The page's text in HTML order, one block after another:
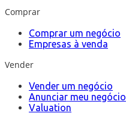
Comprar
Comprar um negócio
Empresas à venda
Vender
Vender um negócio
Anunciar meu negócio
Valuation